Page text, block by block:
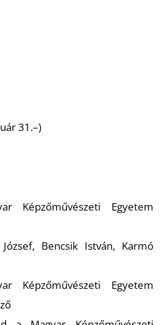
31.–)
Képzőművészeti Egyetem
Bencsik István, Karmó
Képzőművészeti Egyetem